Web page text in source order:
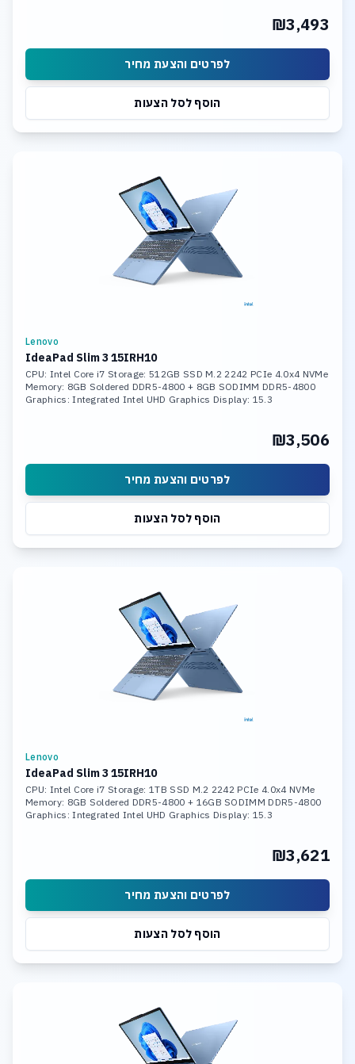
₪3,493
לפרטים והצעת מחיר
הוסף לסל הצעות
Lenovo
IdeaPad Slim 3 15IRH10
CPU: Intel Core i7 Storage: 512GB SSD M.2 2242 PCIe 4.0x4 NVMe
Memory: 8GB Soldered DDR5-4800 + 8GB SODIMM DDR5-4800
Graphics: Integrated Intel UHD Graphics Display: 15.3
₪3,506
לפרטים והצעת מחיר
הוסף לסל הצעות
Lenovo
IdeaPad Slim 3 15IRH10
CPU: Intel Core i7 Storage: 1TB SSD M.2 2242 PCIe 4.0x4 NVMe
Memory: 8GB Soldered DDR5-4800 + 16GB SODIMM DDR5-4800
Graphics: Integrated Intel UHD Graphics Display: 15.3
₪3,621
לפרטים והצעת מחיר
הוסף לסל הצעות